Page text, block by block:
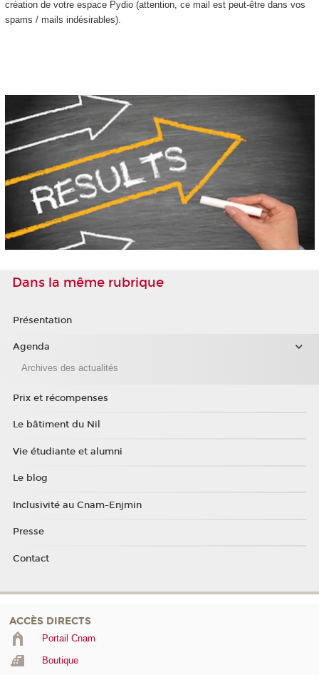
création de votre espace Pydio (attention, ce mail est peut-être dans vos
spams / mails indésirables).
Dans la même rubrique
Présentation
Agenda
Archives des actualités
Prix et récompenses
Le bâtiment du Nil
Vie étudiante et alumni
Le blog
Inclusivité au Cnam-Enjmin
Presse
Contact
ACCÈS DIRECTS
Portail Cnam
Boutique